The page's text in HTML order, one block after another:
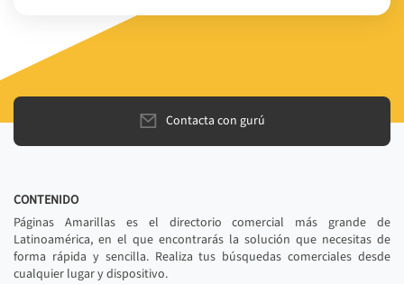
Contacta con gurú
CONTENIDO
Páginas Amarillas es el directorio comercial más grande de
Latinoamérica, en el que encontrarás la solución que necesitas de
forma rápida y sencilla. Realiza tus búsquedas comerciales desde
cualquier lugar y dispositivo.